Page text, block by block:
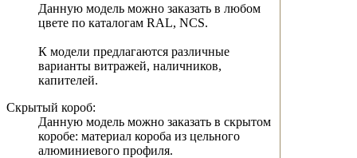
Данную модель можно заказать в любом
цвете по каталогам RAL, NCS.
К модели предлагаются различные
варианты витражей, наличников,
капителей.
Скрытый короб:
Данную модель можно заказать в скрытом
коробе: материал короба из цельного
алюминиевого профиля.